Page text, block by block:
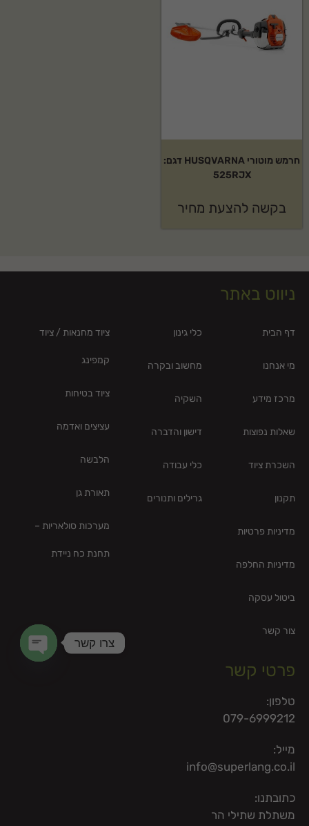
חרמש מוטורי HUSQVARNA דגם:
525RJX
בקשה להצעת מחיר
ניווט באתר
דף הבית
מי אנחנו
מרכז מידע
שאלות נפוצות
השכרת ציוד
תקנון
מדיניות פרטיות
מדיניות החלפה
ביטול עסקה
צור קשר
כלי גינון
מחשוב ובקרה
השקיה
דישון והדברה
כלי עבודה
גרילים ותנורים
ציוד מחנאות / ציוד
קמפינג
ציוד בטיחות
עציצים ואדמה
הלבשה
תאורת גן
מערכות סולאריות –
תחנת כח ניידת
פרטי קשר
טלפון:
079-6999212
מייל:
info@superlang.co.il
כתובתנו:
משתלת שתילי הר
צרו קשר